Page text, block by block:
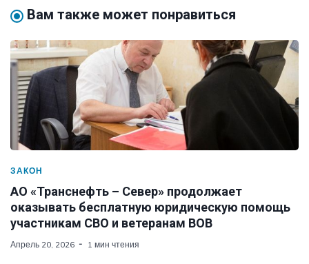
Вам также может понравиться
ЗАКОН
АО «Транснефть – Север» продолжает
оказывать бесплатную юридическую помощь
участникам СВО и ветеранам ВОВ
Апрель 20, 2026 1 мин чтения